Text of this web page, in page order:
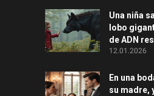
Una niña
lobo
de ADN
12.01.2026
En una
su madre,